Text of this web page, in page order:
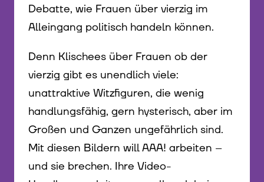
Debatte, wie Frauen über vierzig im
Alleingang politisch handeln können.
Denn Klischees über Frauen ob der
vierzig gibt es unendlich viele:
unattraktive Witzfiguren, die wenig
handlungsfähig, gern hysterisch, aber im
Großen und Ganzen ungefährlich sind.
Mit diesen Bildern will AAA! arbeiten –
und sie brechen. Ihre Video-